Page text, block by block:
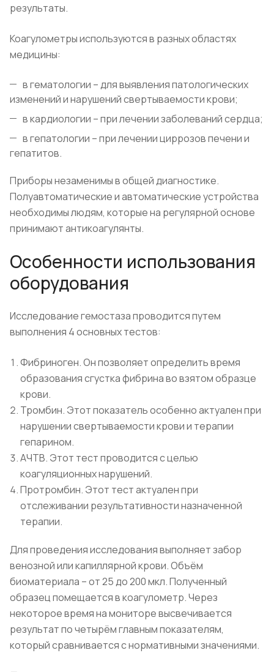
результаты.
Коагулометры используются в разных областях
медицины:
в гематологии – для выявления патологических
изменений и нарушений свертываемости крови;
в кардиологии – при лечении заболеваний сердца;
в гепатологии – при лечении циррозов печени и
гепатитов.
Приборы незаменимы в общей диагностике.
Полуавтоматические и автоматические устройства
необходимы людям, которые на регулярной основе
принимают антикоагулянты.
Особенности использования
оборудования
Исследование гемостаза проводится путем
выполнения 4 основных тестов:
Фибриноген. Он позволяет определить время
образования сгустка фибрина во взятом образце
крови.
Тромбин. Этот показатель особенно актуален при
нарушении свертываемости крови и терапии
гепарином.
АЧТВ. Этот тест проводится с целью
коагуляционных нарушений.
Протромбин. Этот тест актуален при
отслеживании результативности назначенной
терапии.
Для проведения исследования выполняет забор
венозной или капиллярной крови. Объём
биоматериала – от 25 до 200 мкл. Полученный
образец помещается в коагулометр. Через
некоторое время на мониторе высвечивается
результат по четырём главным показателям,
который сравнивается с нормативными значениями.